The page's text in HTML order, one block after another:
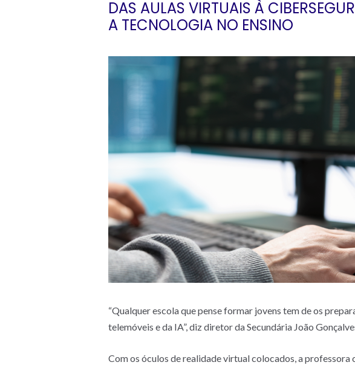
DAS AULAS VIRTUAIS À
A TECNOLOGIA NO ENSINO
“Qualquer escola que pense formar jovens tem de os
telemóveis e da IA”, diz diretor da Secundária João
Com os óculos de realidade virtual colocados, a professora